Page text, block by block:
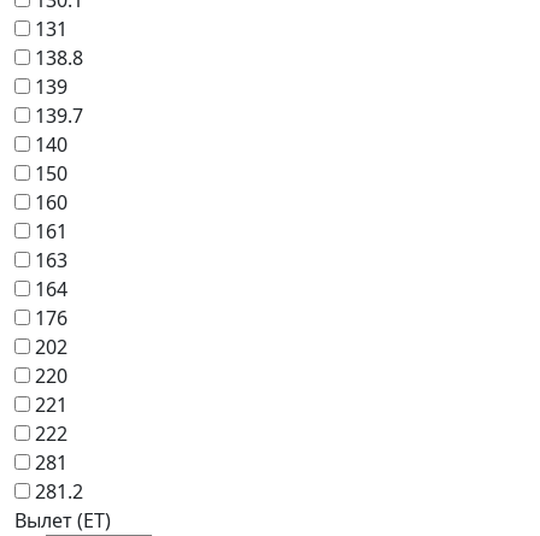
131
138.8
139
139.7
140
150
160
161
163
164
176
202
220
221
222
281
281.2
Вылет (ET)